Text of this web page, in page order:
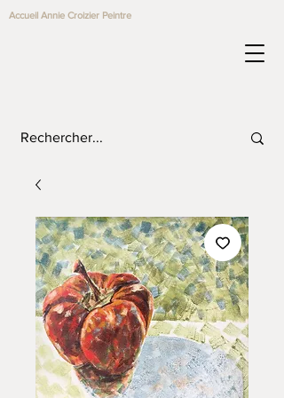
Accueil Annie Croizier Peintre